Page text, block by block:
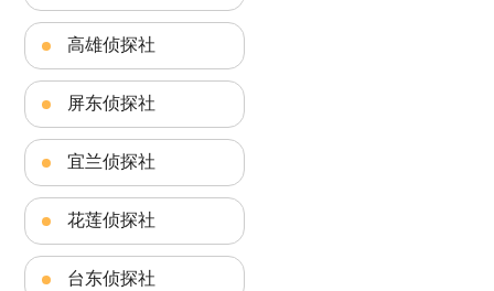
高雄侦探社
屏东侦探社
宜兰侦探社
花莲侦探社
台东侦探社